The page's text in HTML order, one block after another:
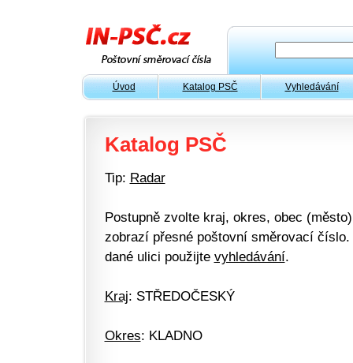
Úvod Katalog PSČ Vyhledávání
Katalog PSČ
Tip: Radar
Postupně zvolte kraj, okres, obec
zobrazí přesné poštovní směrovací
dané ulici použijte vyhledávání.
Kraj: STŘEDOČESKÝ
Okres: KLADNO